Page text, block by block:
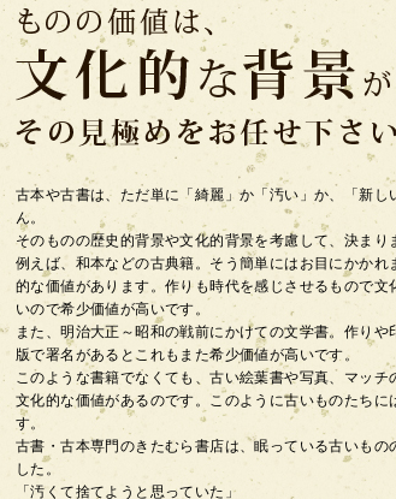
古本や古書は、ただ単に「綺麗」か「汚い」か、「新
ん。
そのものの歴史的背景や文化的背景を考慮して、決まり
例えば、和本などの古典籍。そう簡単にはお目にかか
的な価値があります。作りも時代を感じさせるもので
いので希少価値が高いです。
また、明治大正～昭和の戦前にかけての文学書。作り
版で署名があるとこれもまた希少価値が高いです。
このような書籍でなくても、古い絵葉書や写真、マッ
文化的な価値があるのです。このように古いものたち
す。
古書・古本専門のきたむら書店は、眠っている古いも
した。
「汚くて捨てようと思っていた」